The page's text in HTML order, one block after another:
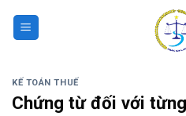
KẾ TOÁN THUẾ
Chứng từ đối với